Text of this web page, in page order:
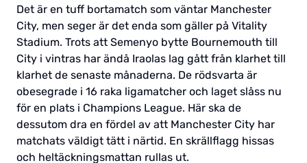
Det är en tuff bortamatch som väntar Manchester
City, men seger är det enda som gäller på Vitality
Stadium. Trots att Semenyo bytte Bournemouth till
City i vintras har ändå Iraolas lag gått från klarhet till
klarhet de senaste månaderna. De rödsvarta är
obesegrade i 16 raka ligamatcher och laget slåss nu
för en plats i Champions League. Här ska de
dessutom dra en fördel av att Manchester City har
matchats väldigt tätt i närtid. En skrällflagg hissas
och heltäckningsmattan rullas ut.